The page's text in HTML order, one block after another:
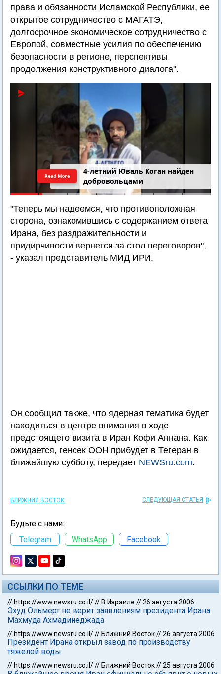
права и обязанности Исламской Республики, ее
открытое сотрудничество с МАГАТЭ,
долгосрочное экономическое сотрудничество с
Европой, совместные усилия по обеспечению
безопасности в регионе, перспективы
продолжения конструктивного диалога".
4-летний Юваль Коган найден
добровольцами
Read More
"Теперь мы надеемся, что противоположная
сторона, ознакомившись с содержанием ответа
Ирана, без раздражительности и
придирчивости вернется за стол переговоров",
- указал представитель МИД ИРИ.
Он сообщил также, что ядерная тематика будет
находиться в центре внимания в ходе
предстоящего визита в Иран Кофи Аннана. Как
ожидается, генсек ООН прибудет в Тегеран в
ближайшую субботу, передает NEWSru.com.
БЛИЖНИЙ ВОСТОК СЛЕДУЮЩАЯ СТАТЬЯ
Будьте с нами:
Telegram
WhatsApp Facebook
ССЫЛКИ ПО ТЕМЕ
// https://www.newsru.co.il/// В Израиле //26 августа 2006
Эхуд Ольмерт не верит заявлениям президента Ирана
Махмуда Ахмадинеджада
// https://www.newsru.co.il/// Ближний Восток//26 августа 2006
Президент Ирана открыл завод по производству
тяжелой воды
// https://www.newsru.co.il/// Ближний Восток//25 августа 2006